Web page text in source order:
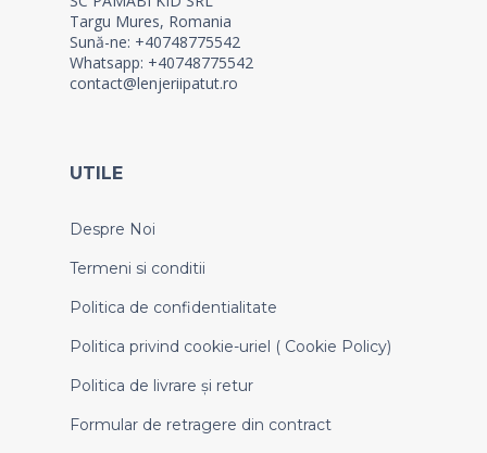
Targu Mures, Romania
Sună-ne: +40748775542
Whatsapp: +40748775542
contact@lenjeriipatut.ro
UTILE
Despre Noi
Termeni si conditii
Politica de confidentialitate
Politica privind cookie-uriel ( Cookie Policy)
Politica de livrare și retur
Formular de retragere din contract